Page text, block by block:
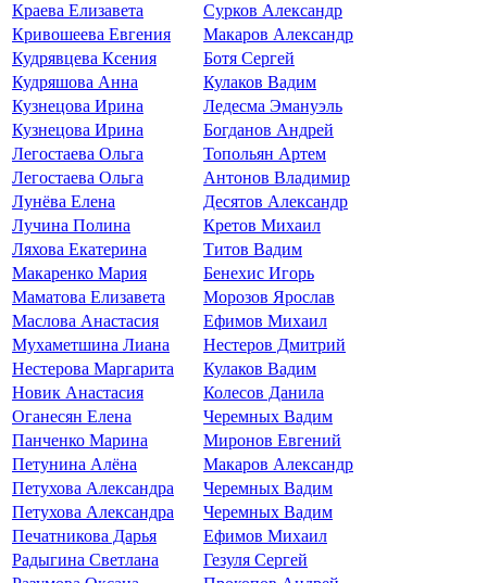
Краева Елизавета
Сурков Александр
Кривошеева Евгения
Макаров Александр
Кудрявцева Ксения
Ботя Сергей
Кудряшова Анна
Кулаков Вадим
Кузнецова Ирина
Ледесма Эмануэль
Кузнецова Ирина
Богданов Андрей
Легостаева Ольга
Топольян Артем
Легостаева Ольга
Антонов Владимир
Лунёва Елена
Десятов Александр
Лучина Полина
Кретов Михаил
Ляхова Екатерина
Титов Вадим
Макаренко Мария
Бенехис Игорь
Маматова Елизавета
Морозов Ярослав
Маслова Анастасия
Ефимов Михаил
Мухаметшина Лиана
Нестеров Дмитрий
Нестерова Маргарита
Кулаков Вадим
Новик Анастасия
Колесов Данила
Оганесян Елена
Черемных Вадим
Панченко Марина
Миронов Евгений
Петунина Алёна
Макаров Александр
Петухова Александра
Черемных Вадим
Петухова Александра
Черемных Вадим
Печатникова Дарья
Ефимов Михаил
Радыгина Светлана
Гезуля Сергей